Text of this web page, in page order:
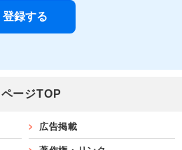
ページTOP
広告掲載